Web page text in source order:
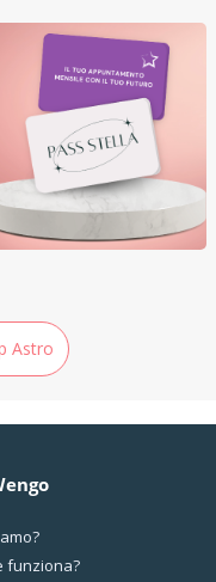
Astro
funziona?